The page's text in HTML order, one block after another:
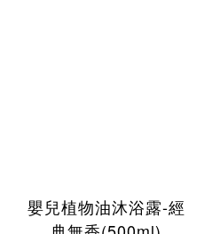
嬰兒植物油沐浴露-經